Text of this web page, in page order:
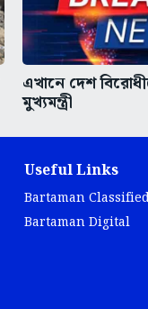
এখানে দেশ
মুখ্যমন্ত্রী
Useful Links
Bartaman
Bartaman Digital